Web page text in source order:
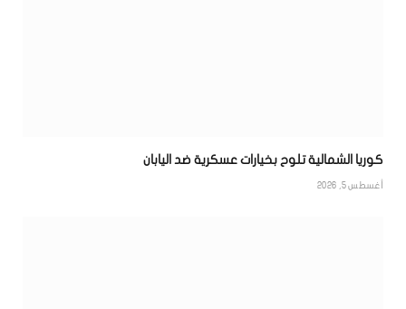
كوريا الشمالية تلوح بخيارات عسكرية ضد اليابان
أغسطس 5, 2026